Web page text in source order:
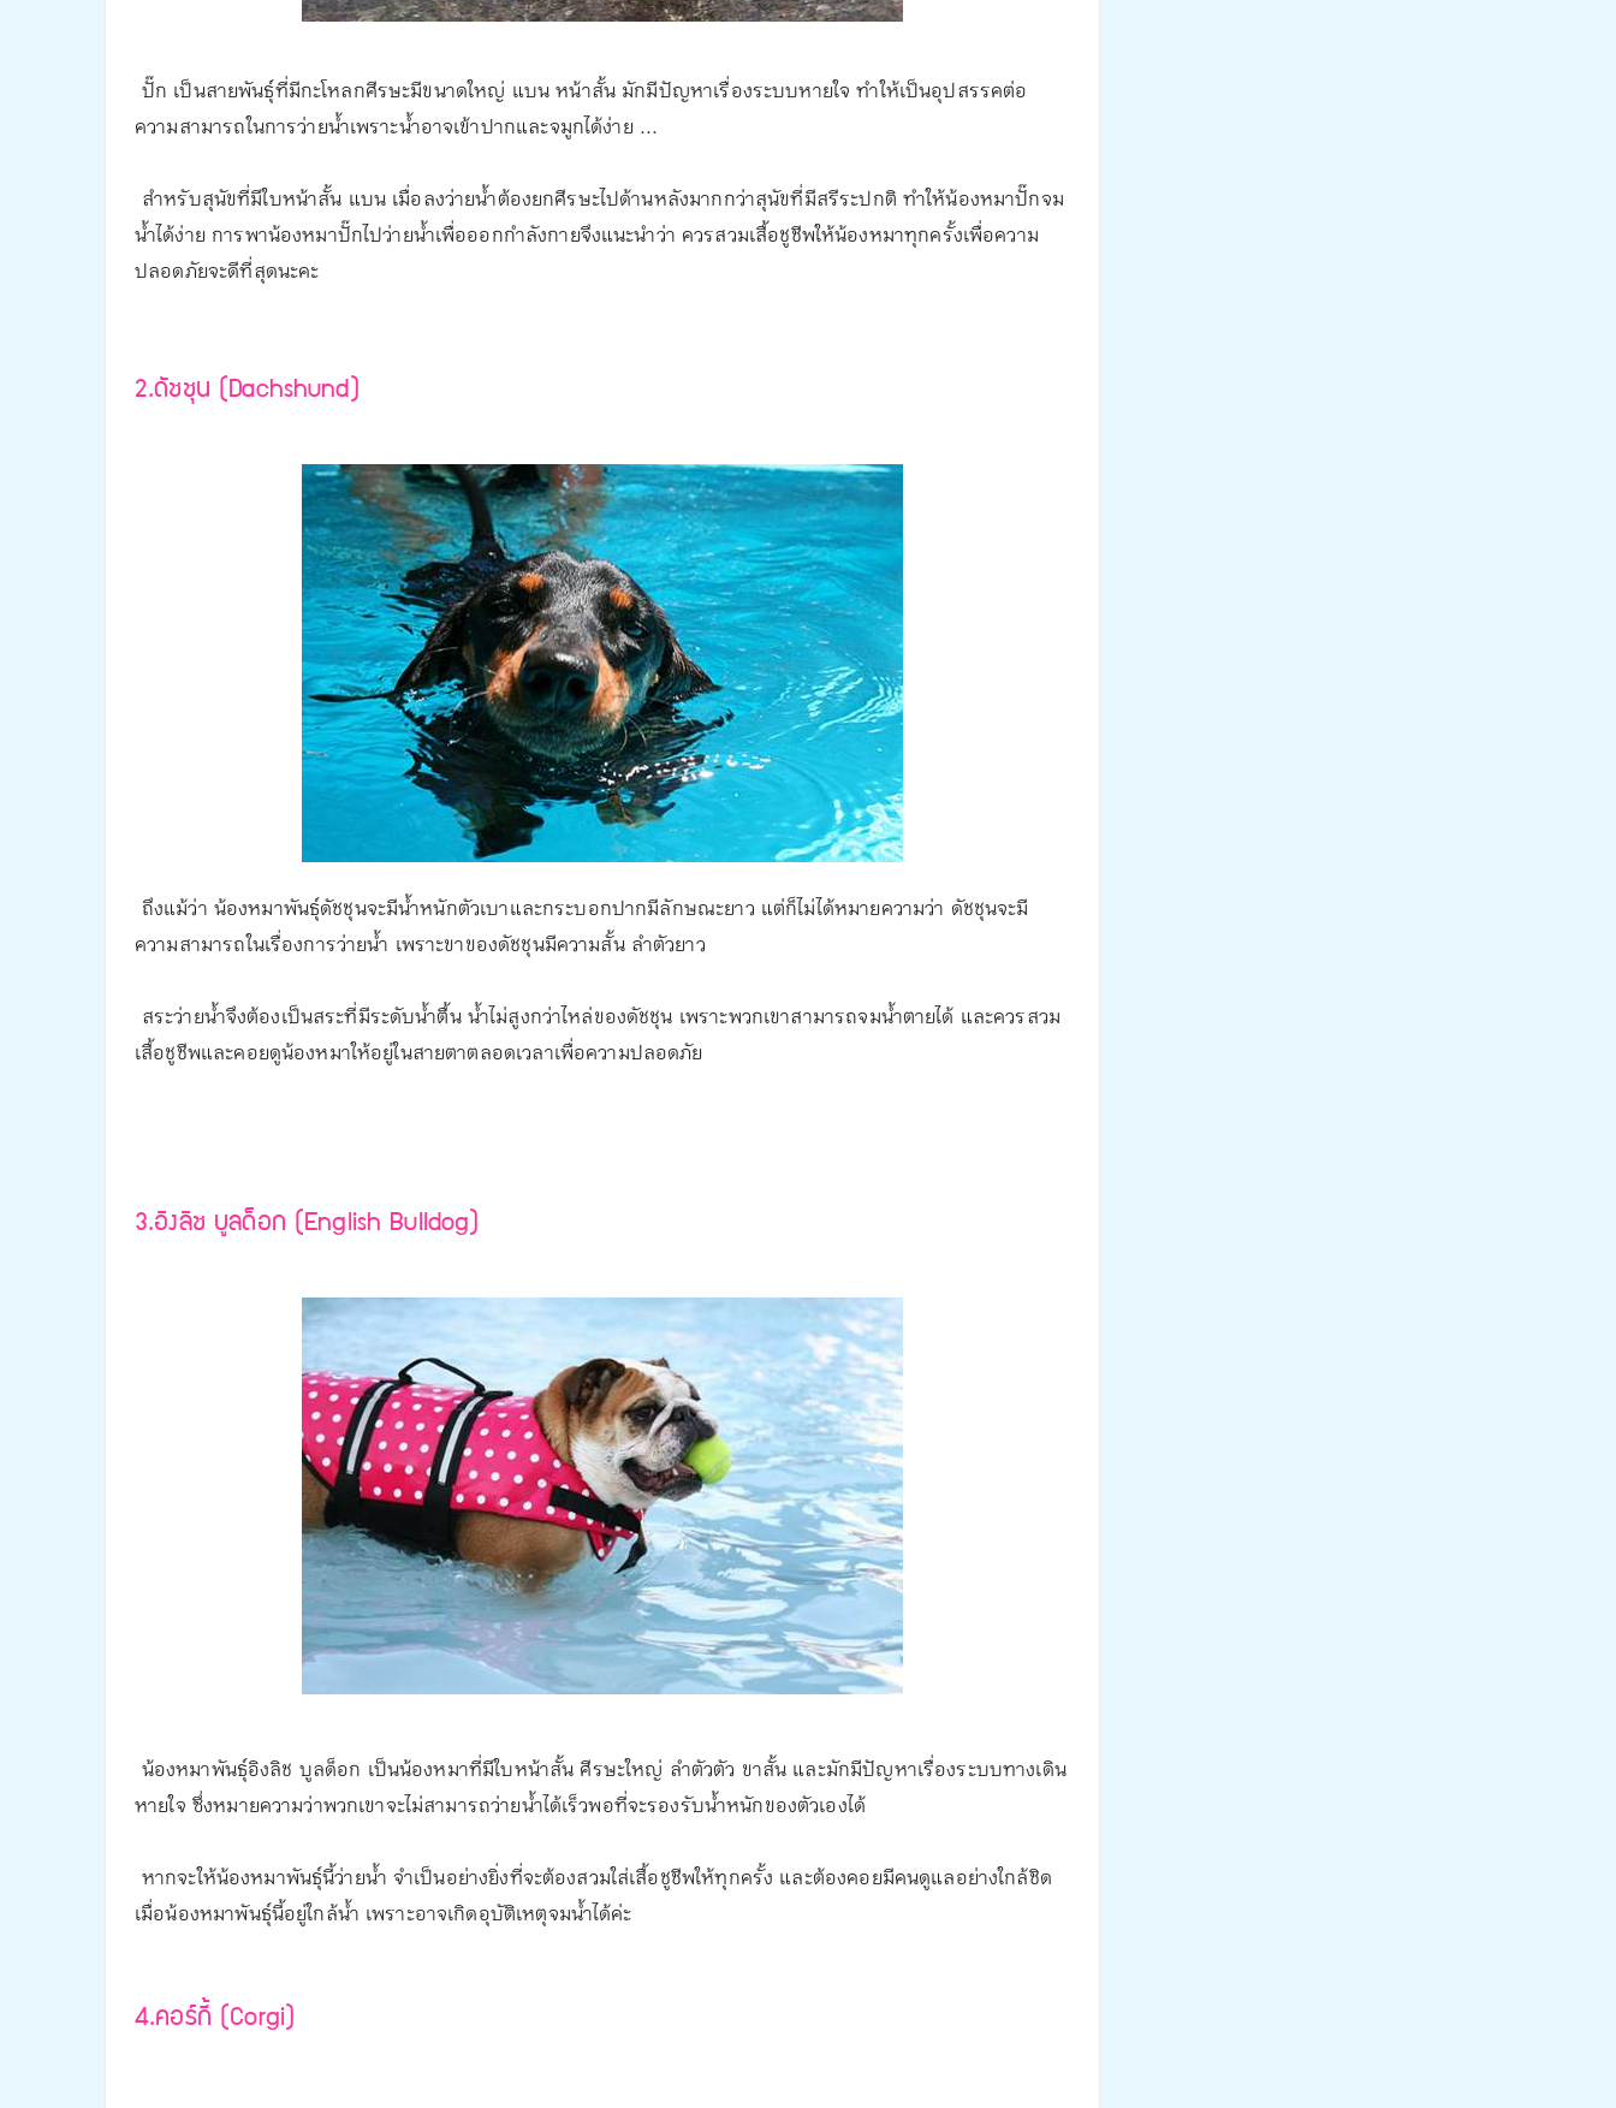
ปั๊ก เป็นสายพันธุ์ที่มีกะโหลกศีรษะมีขนาดใหญ่ แบน หน้าสั้น มักมีปัญหาเรื่องระบบหายใจ ทำให้เป็นอุปสรรคต่อ
ความสามารถในการว่ายน้ำเพราะน้ำอาจเข้าปากและจมูกได้ง่าย ...
สำหรับสุนัขที่มีใบหน้าสั้น แบน เมื่อลงว่ายน้ำต้องยกศีรษะไปด้านหลังมากกว่าสุนัขที่มีสรีระปกติ ทำให้น้องหมาปั๊กจม
น้ำได้ง่าย การพาน้องหมาปั๊กไปว่ายน้ำเพื่อออกกำลังกายจึงแนะนำว่า ควรสวมเสื้อชูชีพให้น้องหมาทุกครั้งเพื่อความ
ปลอดภัยจะดีที่สุดนะคะ
2.ดัชชุน ( Dachshund)
ถึงแม้ว่า น้องหมาพันธุ์ดัชชุนจะมีน้ำหนักตัวเบาและกระบอกปากมีลักษณะยาว แต่ก็ไม่ได้หมายความว่า ดัชชุนจะมี
ความสามารถในเรื่องการว่ายน้ำ เพราะขาของดัชชุนมีความสั้น ลำตัวยาว
สระว่ายน้ำจึงต้องเป็นสระที่มีระดับน้ำตื้น น้ำไม่สูงกว่าไหล่ของดัชชุน เพราะพวกเขาสามารถจมน้ำตายได้ และควรสวม
เสื้อชูชีพและคอยดูน้องหมาให้อยู่ในสายตาตลอดเวลาเพื่อความปลอดภัย
3.อิงลิช บูลด็อก (English Bulldog)
น้องหมาพันธุ์อิงลิช บูลด็อก เป็นน้องหมาที่มีใบหน้าสั้น ศีรษะใหญ่ ลำตัวตัว ขาสั้น และมักมีปัญหาเรื่องระบบทางเดิน
หายใจ ซึ่งหมายความว่าพวกเขาจะไม่สามารถว่ายน้ำได้เร็วพอที่จะรองรับน้ำหนักของตัวเองได้
หากจะให้น้องหมาพันธุ์นี้ว่ายน้ำ จำเป็นอย่างยิ่งที่จะต้องสวมใส่เสื้อชูชีพให้ทุกครั้ง และต้องคอยมีคนดูแลอย่างใกล้ชิด
เมื่อน้องหมาพันธุ์นี้อยู่ใกล้น้ำ เพราะอาจเกิดอุบัติเหตุจมน้ำได้ค่ะ
4.คอร์กี้ (Corgi)